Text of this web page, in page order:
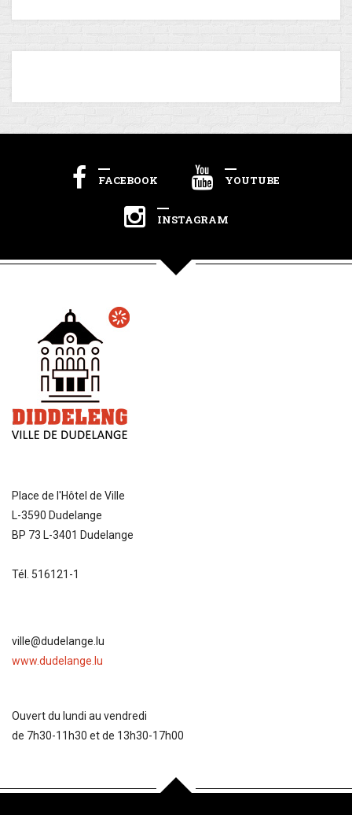
FACEBOOK YOUTUBE
INSTAGRAM
Place de l'Hôtel de Ville
L-3590 Dudelange
BP 73 L-3401 Dudelange
Tél. 516121-1
ville@dudelange.lu
www.dudelange.lu
Ouvert du lundi au vendredi
de 7h30-11h30 et de 13h30-17h00